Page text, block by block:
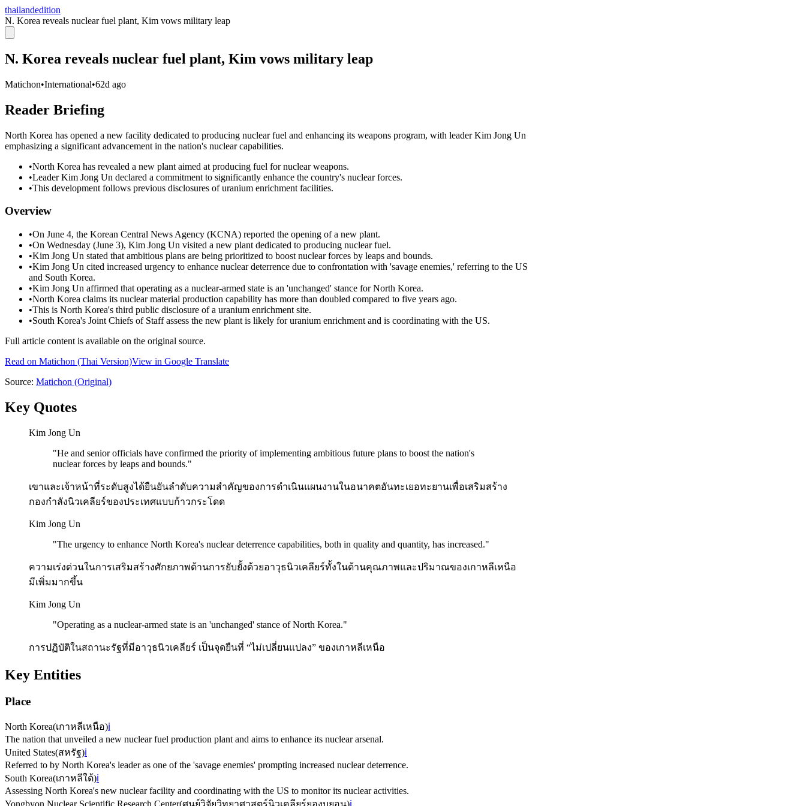
thailandedition
N. Korea reveals nuclear fuel plant, Kim vows military leap
N. Korea reveals nuclear fuel plant, Kim vows military leap
Matichon•International•62d ago
Reader Briefing
North Korea has opened a new facility dedicated to producing nuclear fuel and enhancing its weapons program, with leader Kim Jong Un
emphasizing a significant advancement in the nation's nuclear capabilities.
•North Korea has revealed a new plant aimed at producing fuel for nuclear weapons.
•Leader Kim Jong Un declared a commitment to significantly enhance the country's nuclear forces.
•This development follows previous disclosures of uranium enrichment facilities.
Overview
•On June 4, the Korean Central News Agency (KCNA) reported the opening of a new plant.
•On Wednesday (June 3), Kim Jong Un visited a new plant dedicated to producing nuclear fuel.
•Kim Jong Un stated that ambitious plans are being prioritized to boost nuclear forces by leaps and bounds.
•Kim Jong Un cited increased urgency to enhance nuclear deterrence due to confrontation with 'savage enemies,' referring to the US
and South Korea.
•Kim Jong Un affirmed that operating as a nuclear-armed state is an 'unchanged' stance for North Korea.
•North Korea claims its nuclear material production capability has more than doubled compared to five years ago.
•This is North Korea's third public disclosure of a uranium enrichment site.
•South Korea's Joint Chiefs of Staff assess the new plant is likely for uranium enrichment and is coordinating with the US.
Full article content is available on the original source.
Read on Matichon (Thai Version)View in Google Translate
Source: Matichon (Original)
Key Quotes
Kim Jong Un
"He and senior officials have confirmed the priority of implementing ambitious future plans to boost the nation's
nuclear forces by leaps and bounds."
เขาและเจ้าหน้าที่ระดับสูงได้ยืนยันลำดับความสำคัญของการดำเนินแผนงานในอนาคตอันทะเยอทะยานเพื่อเสริมสร้าง
กองกำลังนิวเคลียร์ของประเทศแบบก้าวกระโดด
Kim Jong Un
"The urgency to enhance North Korea's nuclear deterrence capabilities, both in quality and quantity, has increased."
ความเร่งด่วนในการเสริมสร้างศักยภาพด้านการยับยั้งด้วยอาวุธนิวเคลียร์ทั้งในด้านคุณภาพและปริมาณของเกาหลีเหนือ
มีเพิ่มมากขึ้น
Kim Jong Un
"Operating as a nuclear-armed state is an 'unchanged' stance of North Korea."
การปฏิบัติในสถานะรัฐที่มีอาวุธนิวเคลียร์ เป็นจุดยืนที่ “ไม่เปลี่ยนแปลง” ของเกาหลีเหนือ
Key Entities
Place
North Korea(เกาหลีเหนือ)ℹ️
The nation that unveiled a new nuclear fuel production plant and aims to enhance its nuclear arsenal.
United States(สหรัฐ)ℹ️
Referred to by North Korea's leader as one of the 'savage enemies' prompting increased nuclear deterrence.
South Korea(เกาหลีใต้)ℹ️
Assessing North Korea's new nuclear facility and coordinating with the US to monitor its nuclear activities.